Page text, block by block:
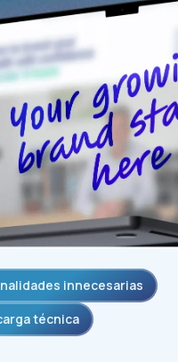
innecesarias
técnica